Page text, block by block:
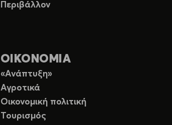
Περιβάλλον
ΟΙΚΟΝΟΜΙΑ
«Ανάπτυξη»
Αγροτικά
Οικονομική πολιτική
Τουρισμός